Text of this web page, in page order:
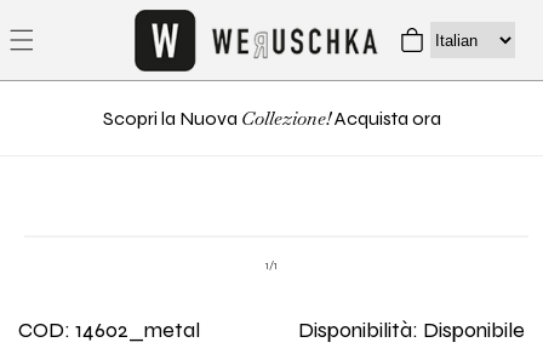
direttamente
Carrello
Scopri la Nuova Collezione!Acquista ora
in
finestra
1/su1
COD: 14602_metal Disponibilità: Disponibile